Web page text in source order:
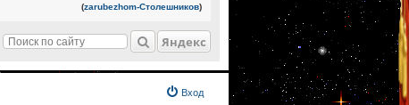
(zarubezhom-Столешников)
Яндекс
Вход